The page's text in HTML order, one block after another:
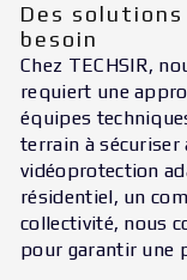
Des solutions
besoin
Chez TECHSIR,
requiert une
équipes
terrain à
vidéoprotection
résidentiel, un
collectivité, nous
pour garantir une